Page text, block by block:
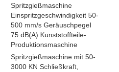
Spritzgießmaschine
Einspritzgeschwindigkeit 50-
500 mm/s Geräuschpegel
75 dB(A) Kunststoffteile-
Produktionsmaschine
Spritzgießmaschine mit 50-
3000 KN Schließkraft,